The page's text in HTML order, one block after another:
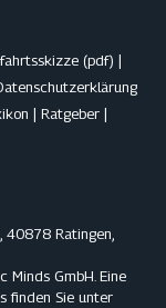
(pdf) |
| Ratgeber|
40878 Ratingen,
Minds GmbH. Eine
finden Sie unter